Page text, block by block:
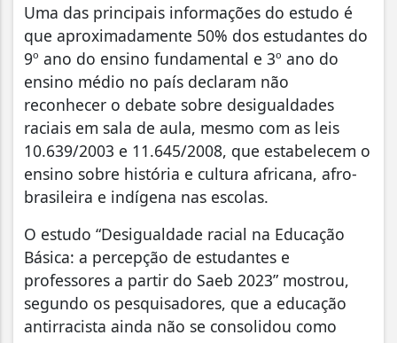
Uma das principais informações do estudo é
que aproximadamente 50% dos estudantes do
9º ano do ensino fundamental e 3º ano do
ensino médio no país declaram não
reconhecer o debate sobre desigualdades
raciais em sala de aula, mesmo com as leis
10.639/2003 e 11.645/2008, que estabelecem o
ensino sobre história e cultura africana, afro-
brasileira e indígena nas escolas.
O estudo “Desigualdade racial na Educação
Básica: a percepção de estudantes e
professores a partir do Saeb 2023” mostrou,
segundo os pesquisadores, que a educação
antirracista ainda não se consolidou como